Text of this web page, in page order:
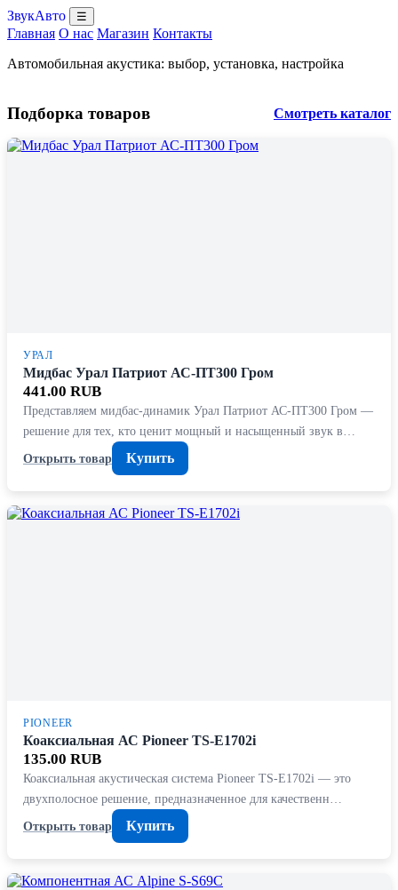
ЗвукАвто ☰
Главная О нас Магазин Контакты
Автомобильная акустика: выбор, установка, настройка
Подборка товаров Смотреть каталог
УРАЛ
Мидбас Урал Патриот АС-ПТ300 Гром
441.00 RUB
Представляем мидбас-динамик Урал Патриот АС-ПТ300 Гром —
решение для тех, кто ценит мощный и насыщенный звук в…
Открыть товар
Купить
PIONEER
Коаксиальная АС Pioneer TS-E1702i
135.00 RUB
Коаксиальная акустическая система Pioneer TS-E1702i — это
двухполосное решение, предназначенное для качественн…
Открыть товар
Купить